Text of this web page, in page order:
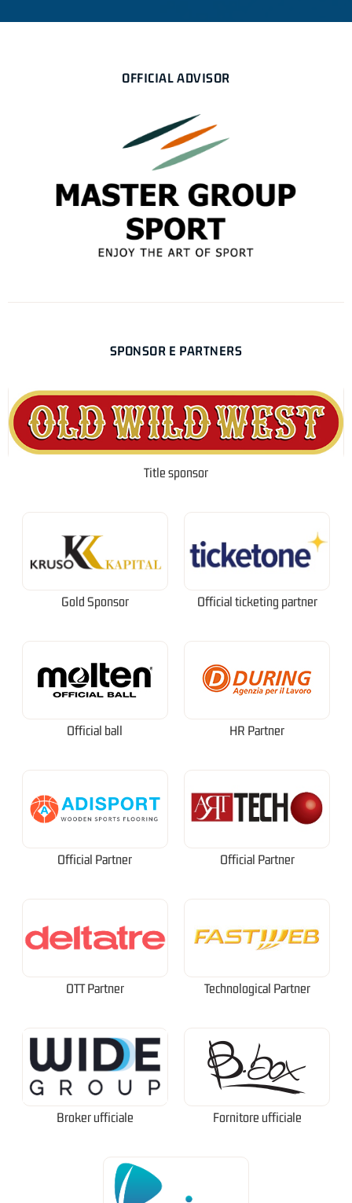
OFFICIAL ADVISOR
SPONSOR E PARTNERS
Title sponsor
Gold Sponsor Official ticketing partner
Official ball HR Partner
Official Partner Official Partner
OTT Partner Technological Partner
Broker ufficiale Fornitore ufficiale